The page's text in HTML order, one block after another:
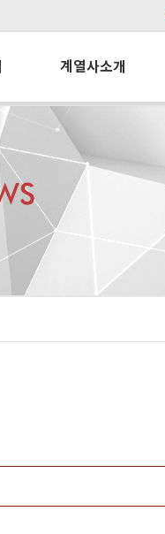
계열사소개
오텍캐리어
씨알케이
오텍오티스파킹시스템